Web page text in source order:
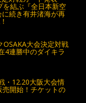
結ぶ『全日本新空
続き有井渚海が再
大会決定対戦
連勝中のダイキラ
・12.20大阪大会情
開始！チケットの